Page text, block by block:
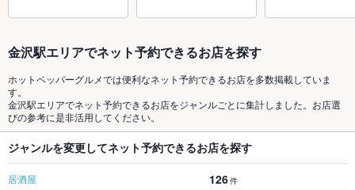
金沢駅エリアでネット予約できるお店を探す
ホットペッパーグルメでは便利なネット予約できるお店を多数掲載していま
す。
金沢駅エリアでネット予約できるお店をジャンルごとに集計しました。お店選
びの参考に是非活用してください。
ジャンルを変更してネット予約できるお店を探す
居酒屋 126件